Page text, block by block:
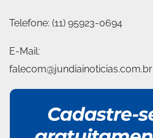
Telefone: (11) 95923-0694
E-Mail:
falecom@jundiainoticias.com.br